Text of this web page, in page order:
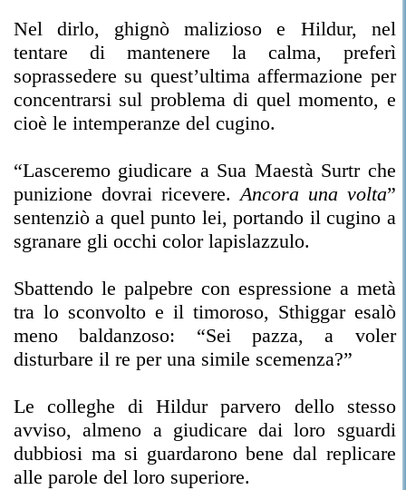
Nel dirlo, ghignò malizioso e Hildur, nel
tentare di mantenere la calma, preferì
soprassedere su quest’ultima affermazione per
concentrarsi sul problema di quel momento, e
cioè le intemperanze del cugino.
“Lasceremo giudicare a Sua Maestà Surtr che
punizione dovrai ricevere.Ancora una volta”
sentenziò a quel punto lei, portando il cugino a
sgranare gli occhi color lapislazzulo.
Sbattendo le palpebre con espressione a metà
tra lo sconvolto e il timoroso, Sthiggar esalò
meno baldanzoso: “Sei pazza, a voler
disturbare il re per una simile scemenza?”
Le colleghe di Hildur parvero dello stesso
avviso, almeno a giudicare dai loro sguardi
dubbiosi ma si guardarono bene dal replicare
alle parole del loro superiore.